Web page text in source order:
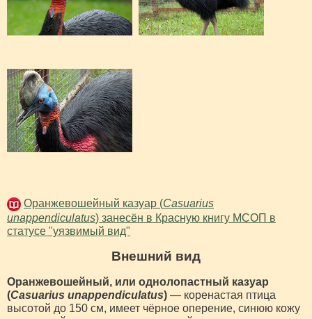
Оранжевошейный казуар (Casuarius
unappendiculatus) занесён в Красную книгу МСОП в
статусе "уязвимый вид"
Внешний вид
Оранжевошейный, или однолопастный казуар
(Casuarius unappendiculatus) — коренастая птица
высотой до 150 см, имеет чёрное оперение, синюю кожу